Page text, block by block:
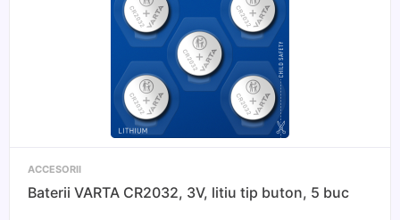
metalic
ACCESORII
Baterii VARTA CR2032, 3V, litiu tip buton, 5 buc